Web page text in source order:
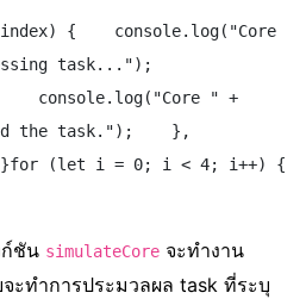
{    console.log("Core
task...");
console.log("Core " +
the task.");    },
(let i = 0; i < 4; i++) {
ก์ชัน simulateCore จะทำงาน
ะทำการประมวลผล task ที่ระบุ